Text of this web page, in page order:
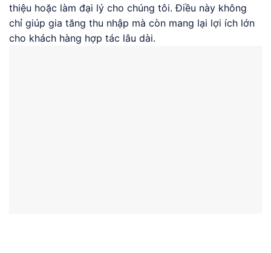
thiệu hoặc làm đại lý cho chúng tôi. Điều này không
chỉ giúp gia tăng thu nhập mà còn mang lại lợi ích lớn
cho khách hàng hợp tác lâu dài.